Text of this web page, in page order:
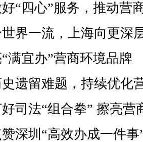
“四心”服务，推动营
界一流，上海向更深
满宜办”营商环境品牌
遗留难题，持续优化
司法“组合拳” 擦亮营
深圳“高效办成一件事